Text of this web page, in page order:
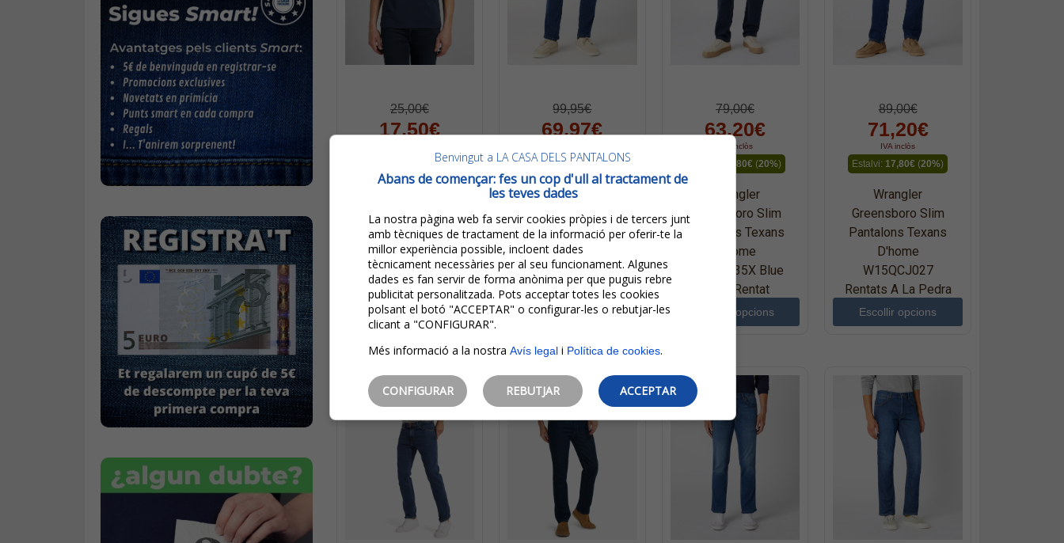
Mitjons
Pana dona
Roba interior
25,00€
17,50€
30%)
D'home De M/c
L60UFQ35
112140348 Blau
Marí
Escollir opcions
99,95€
69,97€
Estalvi:29,99€( 30%)
Wrangler Larston
Slim Tapered
Pantalons Texans
D'home
W18SMN396
112341425 Blau
Mig
Escollir opcions
79,00€
63,20€
IVA inclòs
15,80€(20%)
Wrangler
Greensboro Slim
Pantalons Texans
D'home
W15QLT35X Blue
Black Rentat
Escollir opcions
89,00€
71,20€
IVA inclòs
Estalvi:17,80€ (20%)
Wrangler
Greensboro Slim
Pantalons Texans
D'home
W15QCJ027
Rentats A La Pedra
Escollir opcions
Benvingut a LA CASA DELS PANTALONS
Abans de començar: fes un cop d'ull al tractament de
les teves dades
La nostra pàgina web fa servir cookies pròpies i de tercers junt
amb tècniques de tractament de la informació per oferir-te la
millor experiència possible, incloent dades
tècnicament necessàries per al seu funcionament. Algunes
dades es fan servir de forma anònima per que puguis rebre
publicitat personalitzada. Pots acceptar totes les cookies
polsant el botó "ACCEPTAR" o configurar-les o rebutjar-les
clicant a "CONFIGURAR".
Més informació a la nostra Avís legal i Política de cookies.
CONFIGURAR REBUTJAR ACCEPTAR